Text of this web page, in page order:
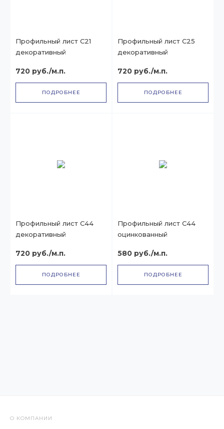
Профильный лист С21
декоративный
720 руб./м.п.
ПОДРОБНЕЕ
Профильный лист С25
декоративный
720 руб./м.п.
ПОДРОБНЕЕ
Профильный лист С44
декоративный
720 руб./м.п.
ПОДРОБНЕЕ
Профильный лист С44
оцинкованный
580 руб./м.п.
ПОДРОБНЕЕ
О КОМПАНИИ